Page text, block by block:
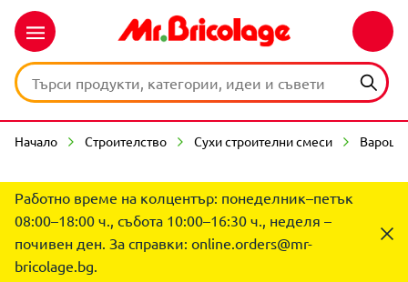
Начало Строителство Сухи строителни смеси
Работно време на колцентър: понеделник–петък
08:00–18:00 ч., събота 10:00–16:30 ч., неделя –
почивен ден. За справки: online.orders@mr-
bricolage.bg.